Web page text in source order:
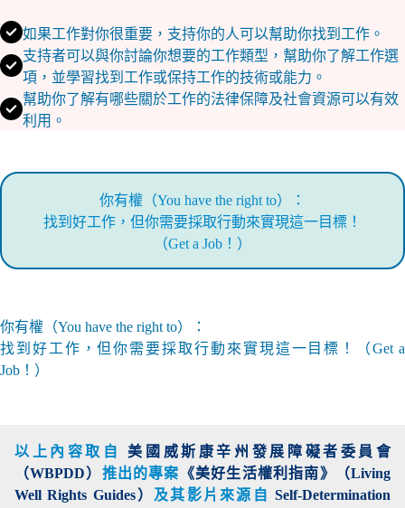
如果工作對你很重要，支持你的人可以幫助你找到工作。
支持者可以與你討論你想要的工作類型，幫助你了解工作選
項，並學習找到工作或保持工作的技術或能力。
幫助你了解有哪些關於工作的法律保障及社會資源可以有效
利用。
你有權（You have the right to）：
找到好工作，但你需要採取行動來實現這一目標！
（Get a Job！）
你有權（You have the right to）：
找到好工作，但你需要採取行動來實現這一目標！（Get a
Job！）
以上內容取自美國威斯康辛州發展障礙者委員會
（WBPDD） 推出的專案 《美好生活權利指南》（Living
Well Rights Guides） 及其影片來源自 Self-Determination